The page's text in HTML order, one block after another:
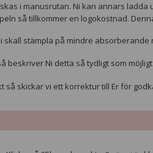
i manusrutan. Ni kan annars ladda
så tillkommer en logokostnad.
stämpla på mindre absorberande
beskriver Ni detta så tydligt som
skickar vi ett korrektur till Er för